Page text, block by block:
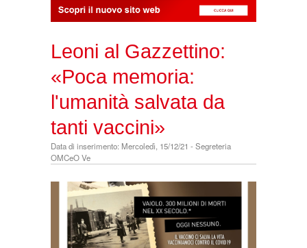
Leoni al Gazzettino:
«Poca memoria:
l'umanità salvata da
tanti vaccini»
Data di inserimento: Mercoledì, 15/12/21 - Segreteria
OMCeO Ve